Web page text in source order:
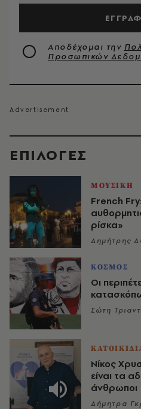
EΠΙΛΟΓΈΣ
ΜΟΥΣΙΚΗ
French
ρίσκα»
Δημήτρης
ΚΟΣΜΟΣ
Οι
Σώτη
Νίκος
είναι τα
άνθρωποι
Δήμητρα
Αποδέχομαι την
Προσωπικών